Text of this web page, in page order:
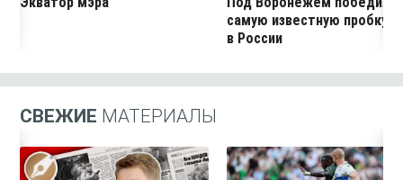
самую известную пробку
в России
СВЕЖИЕ МАТЕРИАЛЫ